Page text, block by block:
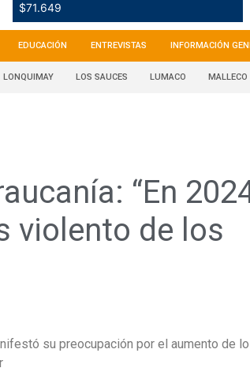
$71.649
EDUCACIÓN ENTREVISTAS INFORMACIÓN
LONQUIMAY LOS SAUCES LUMACO MALLECO
“En
violento de los
su preocupación por el aumento de